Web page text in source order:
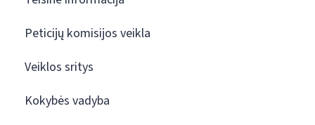
Peticijų komisijos veikla
Veiklos sritys
Kokybės vadyba